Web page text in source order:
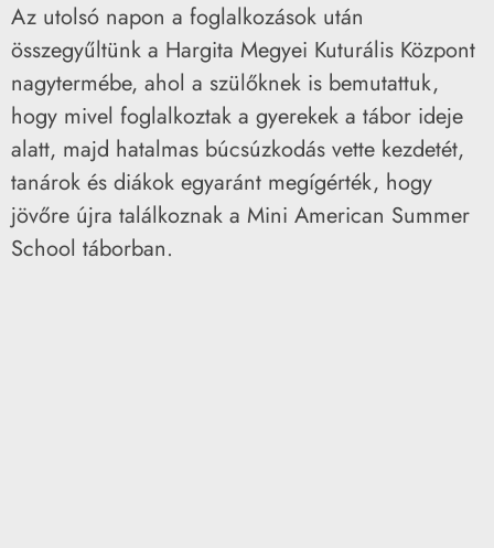
Az utolsó napon a foglalkozások után
összegyűltünk a Hargita Megyei Kuturális Központ
nagytermébe, ahol a szülőknek is bemutattuk,
hogy mivel foglalkoztak a gyerekek a tábor ideje
alatt, majd hatalmas búcsúzkodás vette kezdetét,
tanárok és diákok egyaránt megígérték, hogy
jövőre újra találkoznak a Mini American Summer
School táborban.